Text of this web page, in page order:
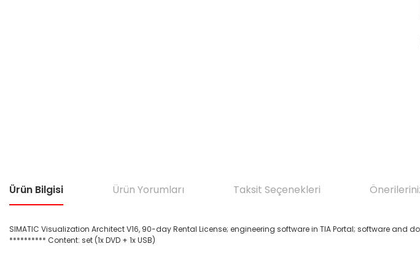
Ürün Bilgisi Ürün Yorumları Taksit Seçenekleri
SIMATIC Visualization Architect V16, 90-day Rental License; engineering software in TIA Portal; software
********** Content: set (1x DVD + 1x USB)